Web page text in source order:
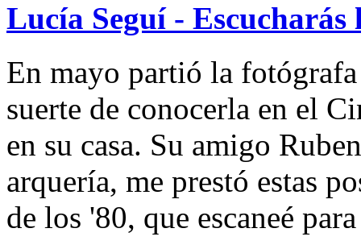
Lucía Seguí - Escucharás
En mayo partió la
suerte de conocerla en el
en su casa. Su amigo
arquería, me prestó estas
de los '80, que escaneé